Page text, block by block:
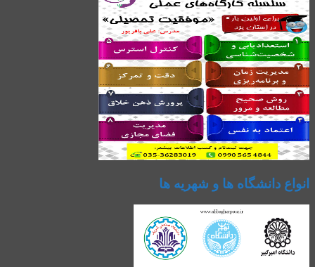
انواع دانشگاه ها و شهریه ها